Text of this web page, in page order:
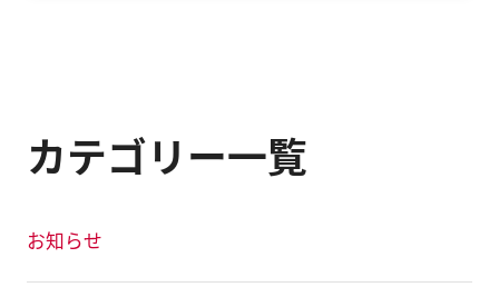
カテゴリー一覧
お知らせ